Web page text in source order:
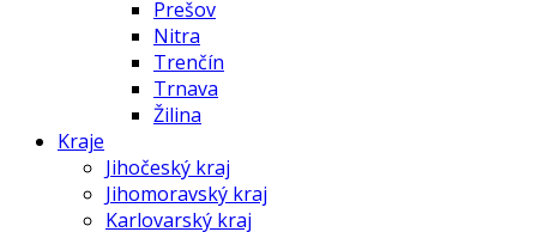
Prešov
Nitra
Trenčín
Trnava
Žilina
Kraje
Jihočeský kraj
Jihomoravský kraj
Karlovarský kraj